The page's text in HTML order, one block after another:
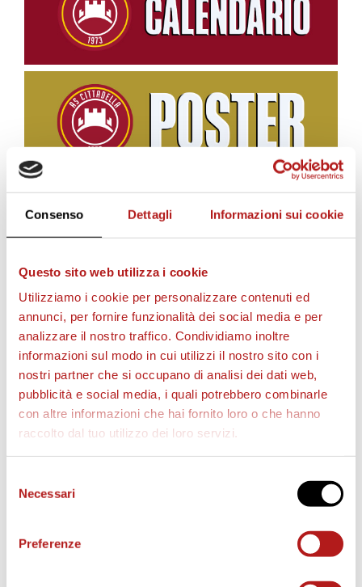
Consenso Dettagli Informazioni sui cookie
Questo sito web utilizza i cookie
Utilizziamo i cookie per personalizzare contenuti ed
annunci, per fornire funzionalità dei social media e per
analizzare il nostro traffico. Condividiamo inoltre
informazioni sul modo in cui utilizzi il nostro sito con i
nostri partner che si occupano di analisi dei dati web,
pubblicità e social media, i quali potrebbero combinarle
con altre informazioni che hai fornito loro o che hanno
raccolto dal tuo utilizzo dei loro servizi.
delNecessari
Preferenze